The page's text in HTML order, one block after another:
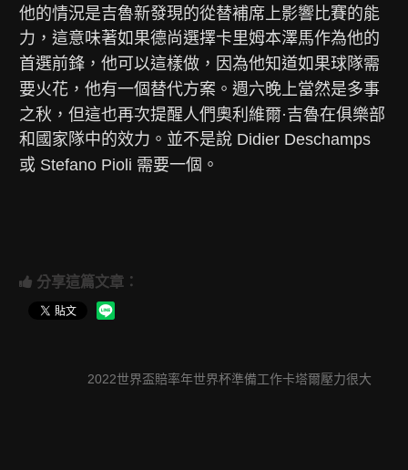
他的情況是吉魯新發現的從替補席上影響比賽的能
力，這意味著如果德尚選擇卡里姆本澤馬作為他的
首選前鋒，他可以這樣做，因為他知道如果球隊需
要火花，他有一個替代方案。週六晚上當然是多事
之秋，但這也再次提醒人們奧利維爾·吉魯在俱樂部
和國家隊中的效力。並不是說 Didier Deschamps
或 Stefano Pioli 需要一個。
分享這篇文章：
2022世界盃賠率年世界杯準備工作卡塔爾壓力很大